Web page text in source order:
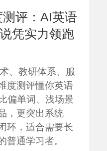
评：AI英语
凭实力领跑
、教研体系、服
度测评懂你英语
偏单词、浅场景
，更突出系统
环，适合需要长
普通学习者。